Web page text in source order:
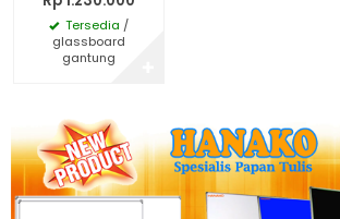
Tersedia /
glassboard
gantung